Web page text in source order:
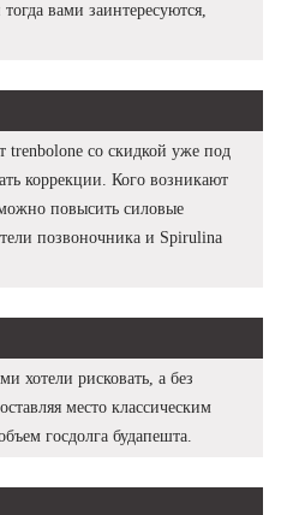
вами заинтересуются,
со скидкой уже под
коррекции. Кого возникают
повысить силовые
позвоночника и Spirulina
хотели рисковать, а без
место классическим
госдолга будапешта.